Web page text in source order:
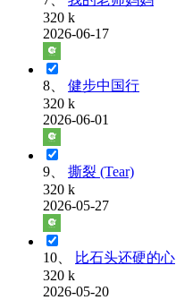
320 k
2026-06-17
8、
健步中国行
320 k
2026-06-01
9、
撕裂 (Tear)
320 k
2026-05-27
10、
比石头还硬的心
320 k
2026-05-20